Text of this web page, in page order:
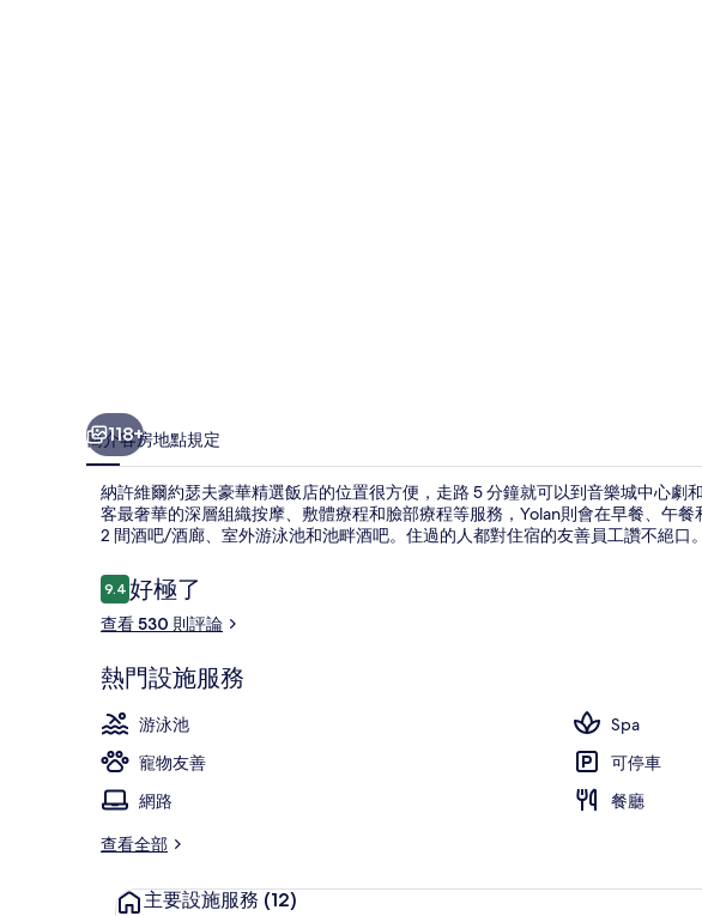
相
片
集
118+
簡介客房地點規定
納許維爾約瑟夫豪華精選飯店的位置很方便，走路 5 分鐘就可以到音樂城中心劇
客最奢華的深層組織按摩、敷體療程和臉部療程等服務，Yolan則會在早餐、午
2 間酒吧/酒廊、室外游泳池和池畔酒吧。住過的人都對住宿的友善員工讚不絕口。
評
論
9.49.4 分，滿分 10 分，
好極了
查看 530 則評論
熱門設施服務
游泳池
Spa
寵物友善
可停車
網路
餐廳
查看全部
主要設施服務 (12)